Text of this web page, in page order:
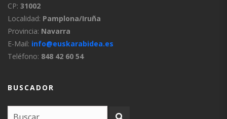
CP: 31002
Localidad: Pamplona/Iruña
Provincia: Navarra
E-Mail: info@euskarabidea.es
Teléfono: 848 42 60 54
BUSCADOR